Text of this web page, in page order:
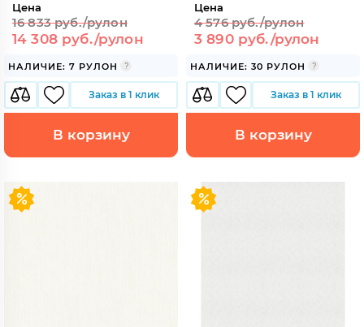
Цена
16 833 руб./рулон
14 308 руб./рулон
НАЛИЧИЕ: 7 РУЛОН
Заказ в 1 клик
В корзину
Цена
4 576 руб./рулон
3 890 руб./рулон
НАЛИЧИЕ: 30 РУЛОН
Заказ в 1 клик
В корзину